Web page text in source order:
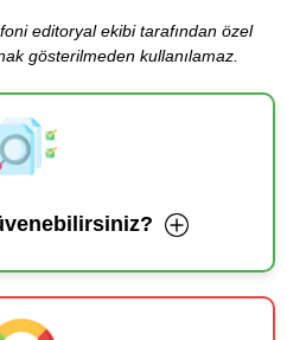
editoryal ekibi tarafından özel
gösterilmeden kullanılamaz.